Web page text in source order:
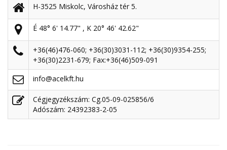
H-3525 Miskolc, Városház tér 5.
É 48° 6' 14.77" , K 20° 46' 42.62"
+36(46)476-060; +36(30)3031-112; +36(30)9354-255;
+36(30)2231-679; Fax:+36(46)509-091
info@acelkft.hu
Cégjegyzékszám: Cg.05-09-025856/6
Adószám: 24392383-2-05